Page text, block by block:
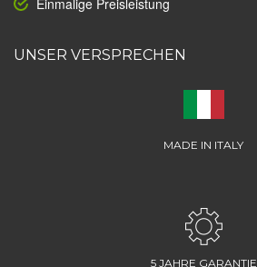
Einmalige Preisleistung
UNSER VERSPRECHEN
MADE IN ITALY
5 JAHRE GARANTIE